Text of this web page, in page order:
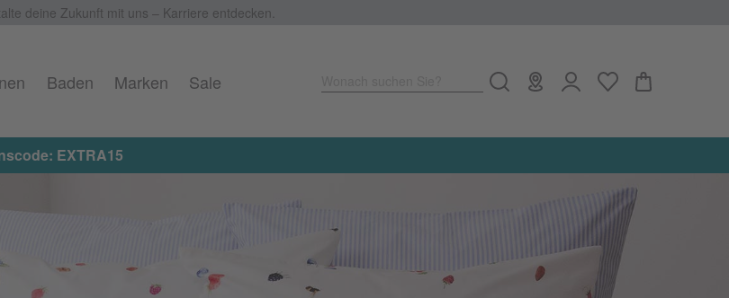
deine Zukunft mit uns – Karriere entdecken.
Baden Marken Sale
EXTRA15